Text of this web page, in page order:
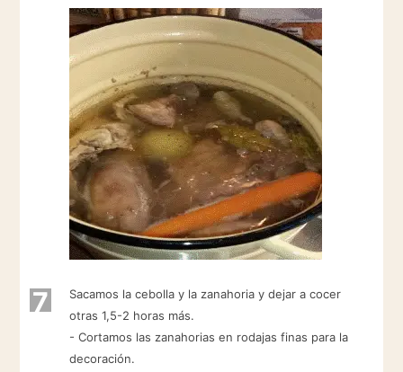
7
Sacamos la cebolla y la zanahoria y dejar a cocer
otras 1,5-2 horas más.
- Cortamos las zanahorias en rodajas finas para la
decoración.